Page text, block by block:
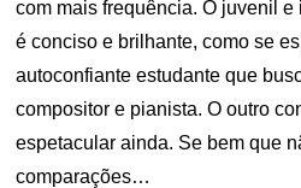
com mais frequência. O juvenil
é conciso e brilhante, como se
autoconfiante estudante que
compositor e pianista. O outro
espetacular ainda. Se bem que
comparações…